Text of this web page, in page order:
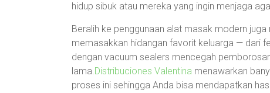
hidup sibuk atau mereka yang ingin menjaga
Beralih ke penggunaan alat masak modern
memasakkan hidangan favorit keluarga — dari
dengan vacuum sealers mencegah
lama.Distribuciones Valentina menawarkan
proses ini sehingga Anda bisa mendapatkan